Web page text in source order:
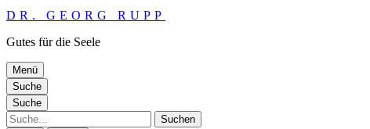
DR. GEORG RUPP
Gutes für die Seele
Menü
Suche
Suche
Suche